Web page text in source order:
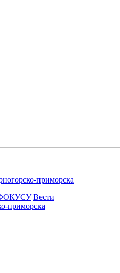
приморска
Вести
приморска